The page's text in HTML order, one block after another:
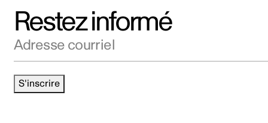
Restez informé
S'inscrire